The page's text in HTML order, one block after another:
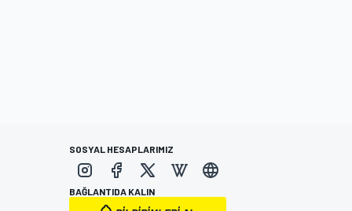
SOSYAL HESAPLARIMIZ
BAĞLANTIDA KALIN